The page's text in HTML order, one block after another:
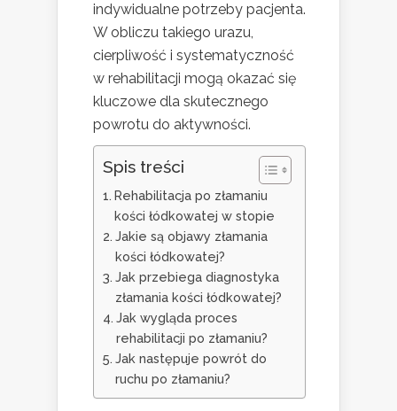
indywidualne potrzeby pacjenta.
W obliczu takiego urazu,
cierpliwość i systematyczność
w rehabilitacji mogą okazać się
kluczowe dla skutecznego
powrotu do aktywności.
Spis treści
Rehabilitacja po złamaniu
kości łódkowatej w stopie
Jakie są objawy złamania
kości łódkowatej?
Jak przebiega diagnostyka
złamania kości łódkowatej?
Jak wygląda proces
rehabilitacji po złamaniu?
Jak następuje powrót do
ruchu po złamaniu?